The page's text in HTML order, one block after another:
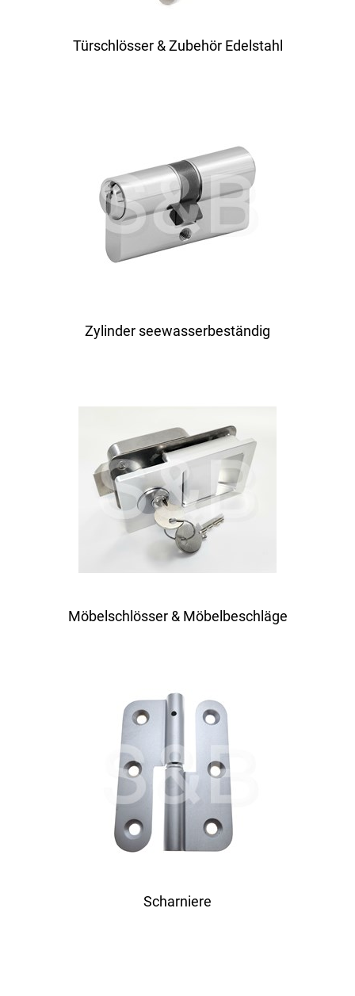
Türschlösser & Zubehör Edelstahl
Zylinder seewasserbeständig
Möbelschlösser & Möbelbeschläge
Scharniere